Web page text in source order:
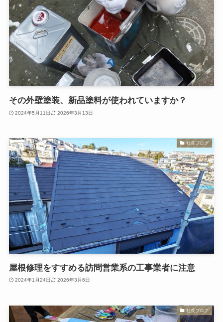
その外壁塗装、新品塗料が使われていますか？
2024年5月11日 2026年3月13日
社長ブログ
屋根修理をすすめる訪問営業系の工事業者に注意
2024年1月24日 2026年3月6日
社長ブログ